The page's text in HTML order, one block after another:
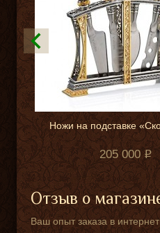
Ножи на подставке
205 000
Отзыв о
Ваш опыт заказа в